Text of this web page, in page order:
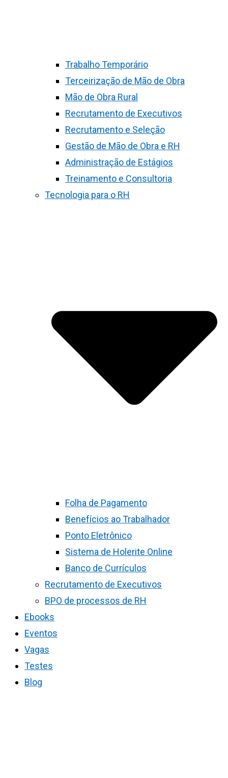
Trabalho Temporário
Terceirização de Mão de Obra
Mão de Obra Rural
Recrutamento de Executivos
Recrutamento e Seleção
Gestão de Mão de Obra e RH
Administração de Estágios
Treinamento e Consultoria
Tecnologia para o RH
Folha de Pagamento
Benefícios ao Trabalhador
Ponto Eletrônico
Sistema de Holerite Online
Banco de Currículos
Recrutamento de Executivos
BPO de processos de RH
Ebooks
Eventos
Vagas
Testes
Blog